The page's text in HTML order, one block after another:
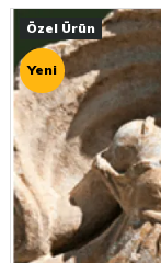
Özel Ürün
Yeni